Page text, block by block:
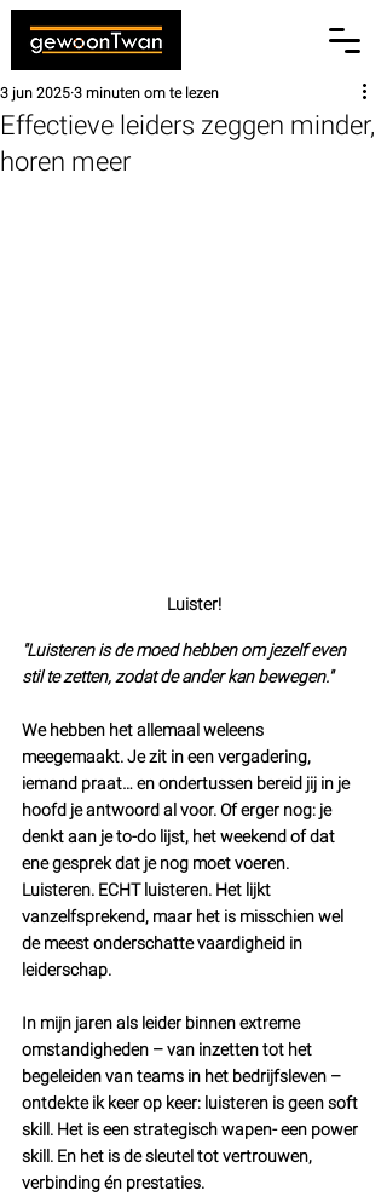
Effectieve leiders zeggen minder,
horen meer
3 jun 2025 3 minuten om te lezen
Luister!
"Luisteren is de moed hebben om jezelf even
stil te zetten, zodat de ander kan bewegen."
We hebben het allemaal weleens
meegemaakt. Je zit in een vergadering,
iemand praat… en ondertussen bereid jij in je
hoofd je antwoord al voor. Of erger nog: je
denkt aan je to-do lijst, het weekend of dat
ene gesprek dat je nog moet voeren.
Luisteren. ECHT luisteren. Het lijkt
vanzelfsprekend, maar het is misschien wel
de meest onderschatte vaardigheid in
leiderschap.
In mijn jaren als leider binnen extreme
omstandigheden – van inzetten tot het
begeleiden van teams in het bedrijfsleven –
ontdekte ik keer op keer: luisteren is geen soft
skill. Het is een strategisch wapen- een power
skill. En het is de sleutel tot vertrouwen,
verbinding én prestaties.